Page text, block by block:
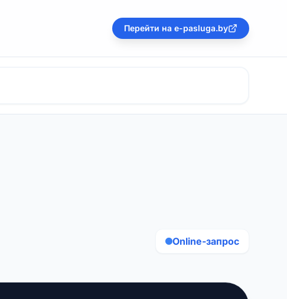
Перейти на e-pasluga.by
Online-запрос